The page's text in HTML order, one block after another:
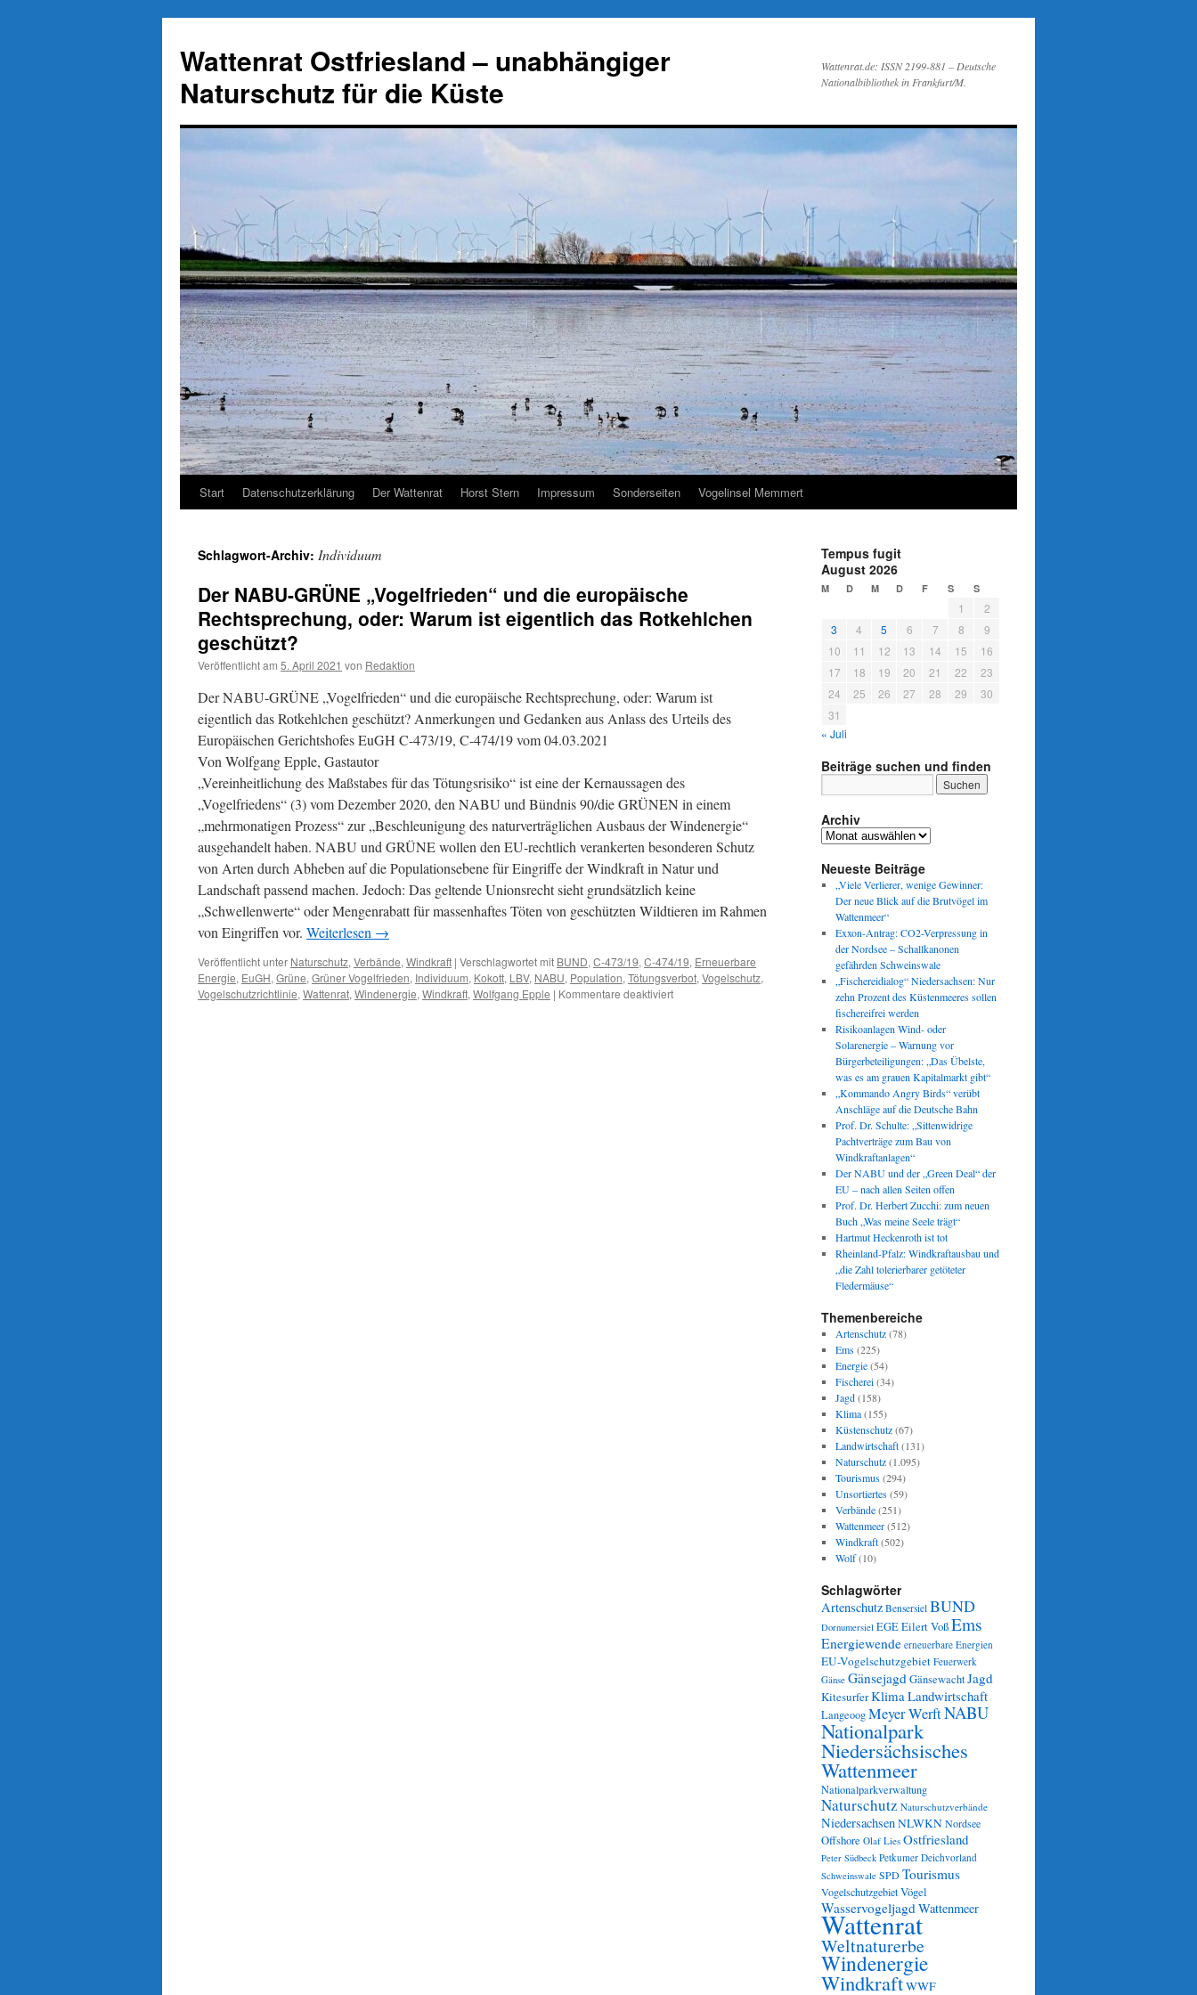
springen
Wattenrat Ostfriesland – unabhängiger
Naturschutz für die Küste
Wattenrat.de: ISSN 2199-881 – Deutsche
Nationalbibliothek in Frankfurt/M.
Start Datenschutzerklärung Der Wattenrat Horst Stern Impressum Sonderseiten Vogelinsel Memmert
Schlagwort-Archiv: Individuum
Der NABU-GRÜNE „Vogelfrieden“ und die europäische
Rechtsprechung, oder: Warum ist eigentlich das Rotkehlchen
geschützt?
Veröffentlicht am 5. April 2021 von Redaktion
Der NABU-GRÜNE „Vogelfrieden“ und die europäische Rechtsprechung, oder: Warum ist
eigentlich das Rotkehlchen geschützt? Anmerkungen und Gedanken aus Anlass des Urteils des
Europäischen Gerichtshofes EuGH C-473/19, C-474/19 vom 04.03.2021
Von Wolfgang Epple, Gastautor
„Vereinheitlichung des Maßstabes für das Tötungsrisiko“ ist eine der Kernaussagen des
„Vogelfriedens“ (3) vom Dezember 2020, den NABU und Bündnis 90/die GRÜNEN in einem
„mehrmonatigen Prozess“ zur „Beschleunigung des naturverträglichen Ausbaus der Windenergie“
ausgehandelt haben. NABU und GRÜNE wollen den EU-rechtlich verankerten besonderen Schutz
von Arten durch Abheben auf die Populationsebene für Eingriffe der Windkraft in Natur und
Landschaft passend machen. Jedoch: Das geltende Unionsrecht sieht grundsätzlich keine
„Schwellenwerte“ oder Mengenrabatt für massenhaftes Töten von geschützten Wildtieren im Rahmen
von Eingriffen vor. Weiterlesen →
Veröffentlicht unter Naturschutz, Verbände, Windkraft | Verschlagwortet mit BUND, C-473/19, C-474/19, Erneuerbare
Energie, EuGH, Grüne, Grüner Vogelfrieden, Individuum, Kokott, LBV, NABU, Population, Tötungsverbot, Vogelschutz,
Vogelschutzrichtlinie, Wattenrat, Windenergie, Windkraft, Wolfgang Epple | Kommentare deaktiviertfür
Tempus fugit
August 2026
M D M D F S S
1
2
3
4 5 6 7 8
9
10
11 12 13 14 15
16
17
18 19 20 21 22
23
24
25 26 27 28 29
30
31
« Juli
Beiträge suchen und finden
Archiv
Archiv
Neueste Beiträge
„Viele Verlierer, wenige Gewinner:
Der neue Blick auf die Brutvögel im
Wattenmeer“
Exxon-Antrag: CO2-Verpressung in
der Nordsee – Schallkanonen
gefährden Schweinswale
„Fischereidialog“ Niedersachsen: Nur
zehn Prozent des Küstenmeeres sollen
fischereifrei werden
Risikoanlagen Wind- oder
Solarenergie – Warnung vor
Bürgerbeteiligungen: „Das Übelste,
was es am grauen Kapitalmarkt gibt“
„Kommando Angry Birds“ verübt
Anschläge auf die Deutsche Bahn
Prof. Dr. Schulte: „Sittenwidrige
Pachtverträge zum Bau von
Windkraftanlagen“
Der NABU und der „Green Deal“ der
EU – nach allen Seiten offen
Prof. Dr. Herbert Zucchi: zum neuen
Buch „Was meine Seele trägt“
Hartmut Heckenroth ist tot
Rheinland-Pfalz: Windkraftausbau und
„die Zahl tolerierbarer getöteter
Fledermäuse“
Themenbereiche
Artenschutz(78)
Ems(225)
Energie(54)
Fischerei(34)
Jagd(158)
Klima(155)
Küstenschutz(67)
Landwirtschaft(131)
Naturschutz(1.095)
Tourismus(294)
Unsortiertes(59)
Verbände(251)
Wattenmeer(512)
Windkraft(502)
Wolf(10)
Schlagwörter
Artenschutz Bensersiel BUND
Dornumersiel EGEEilert VoßEms
Energiewende erneuerbare Energien
EU-Vogelschutzgebiet Feuerwerk
Gänse GänsejagdGänsewachtJagd
KitesurferKlimaLandwirtschaft
LangeoogMeyer WerftNABU
Nationalpark
Niedersächsisches
Wattenmeer
Nationalparkverwaltung
Naturschutz Naturschutzverbände
NiedersachsenNLWKNNordsee
Offshore Olaf Lies Ostfriesland
Peter Südbeck Petkumer Deichvorland
Schweinswale SPDTourismus
VogelschutzgebietVögel
WasservogeljagdWattenmeer
Wattenrat
Weltnaturerbe
Windenergie
WindkraftWWF